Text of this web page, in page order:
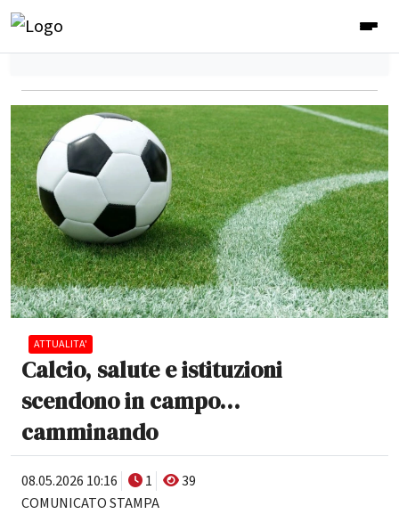
ATTUALITA'
Calcio, salute e istituzioni
scendono in campo…
camminando
08.05.2026 10:16 1
39
COMUNICATO STAMPA